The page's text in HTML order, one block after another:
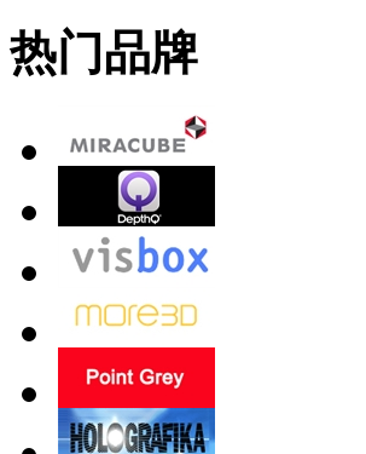
热门品牌